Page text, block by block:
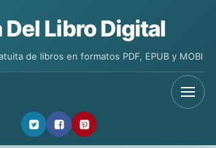
Del Libro Digital
de libros en formatos PDF, EPUB y MOBI